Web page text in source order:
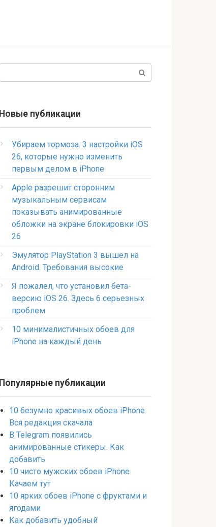
Новые публикации
Убираем тормоза. 3 настройки iOS
26, которые нужно изменить
первым делом в iPhone
Apple разрешит сторонним
музыкальным сервисам
показывать анимированные
обложки на экране блокировки iOS
26
Эмулятор PlayStation 3 вышел на
Android. Требования высокие
Я пожалел, что установил бета-
версию iOS 26. Здесь 6 серьезных
проблем
10 минималистичных обоев для
iPhone на каждый день
Популярные публикации
10 безумно красивых обоев iPhone.
Вся редакция скачала
В Telegram появились
анимированные стикеры. Как
добавить
10 чисто мужских обоев iPhone.
Качаем тут
10 ярких обоев iPhone с фруктами и
ягодами
Как добавить удобный